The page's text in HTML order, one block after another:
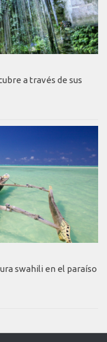
a través de sus
swahili en el paraíso